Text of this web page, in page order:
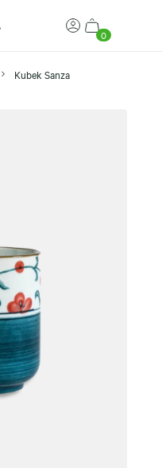
0
Kubek Sanza